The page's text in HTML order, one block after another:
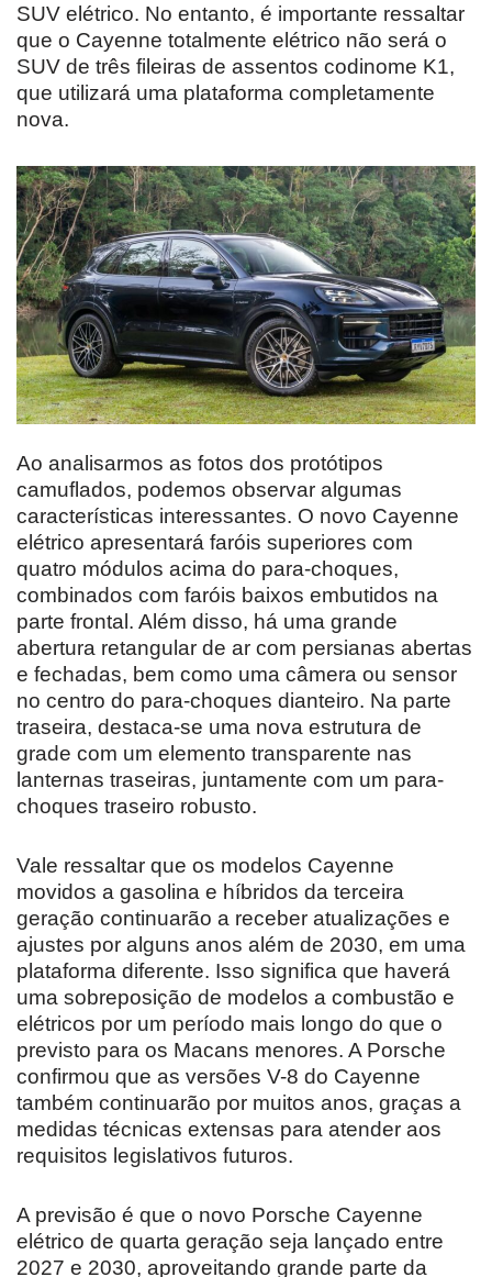
SUV elétrico. No entanto, é importante ressaltar
que o Cayenne totalmente elétrico não será o
SUV de três fileiras de assentos codinome K1,
que utilizará uma plataforma completamente
nova.
Ao analisarmos as fotos dos protótipos
camuflados, podemos observar algumas
características interessantes. O novo Cayenne
elétrico apresentará faróis superiores com
quatro módulos acima do para-choques,
combinados com faróis baixos embutidos na
parte frontal. Além disso, há uma grande
abertura retangular de ar com persianas abertas
e fechadas, bem como uma câmera ou sensor
no centro do para-choques dianteiro. Na parte
traseira, destaca-se uma nova estrutura de
grade com um elemento transparente nas
lanternas traseiras, juntamente com um para-
choques traseiro robusto.
Vale ressaltar que os modelos Cayenne
movidos a gasolina e híbridos da terceira
geração continuarão a receber atualizações e
ajustes por alguns anos além de 2030, em uma
plataforma diferente. Isso significa que haverá
uma sobreposição de modelos a combustão e
elétricos por um período mais longo do que o
previsto para os Macans menores. A Porsche
confirmou que as versões V-8 do Cayenne
também continuarão por muitos anos, graças a
medidas técnicas extensas para atender aos
requisitos legislativos futuros.
A previsão é que o novo Porsche Cayenne
elétrico de quarta geração seja lançado entre
2027 e 2030, aproveitando grande parte da